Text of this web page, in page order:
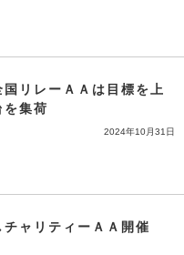
リレーＡＡは目標を上
を集荷
2024年10月31日
ャリティーＡＡ開催